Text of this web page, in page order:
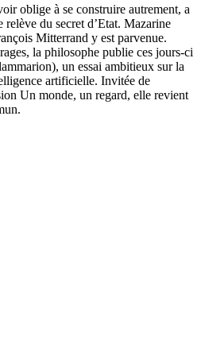
oblige à se construire autrement, a
du secret d’Etat. Mazarine
Mitterrand y est parvenue.
la philosophe publie ces jours-ci
un essai ambitieux sur la
artificielle. Invitée de
Un monde, un regard, elle revient